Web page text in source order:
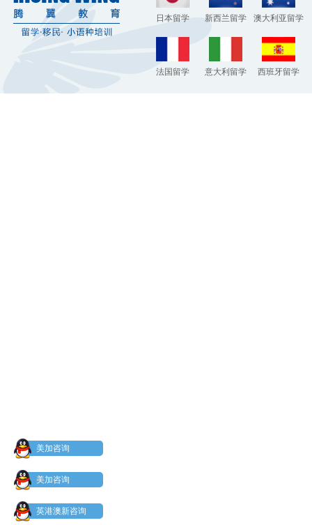
日本留学 新西兰留学 澳大利亚留学
法国留学 意大利留学 西班牙留学
美加咨询
美加咨询
英港澳新咨询